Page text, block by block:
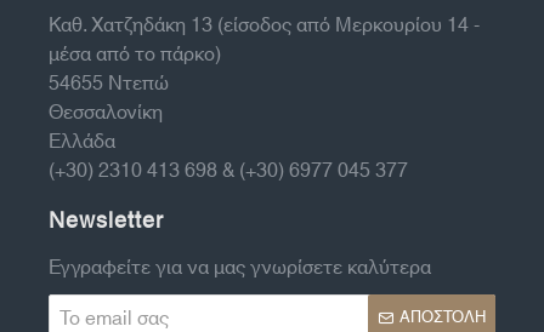
Καθ. Χατζηδάκη 13 (είσοδος από Μερκουρίου 14 -
μέσα από το πάρκο)
54655 Ντεπώ
Θεσσαλονίκη
Ελλάδα
(+30) 2310 413 698 & (+30) 6977 045 377
Newsletter
Εγγραφείτε για να μας γνωρίσετε καλύτερα
Το
ΑΠΟΣΤΟΛΉ